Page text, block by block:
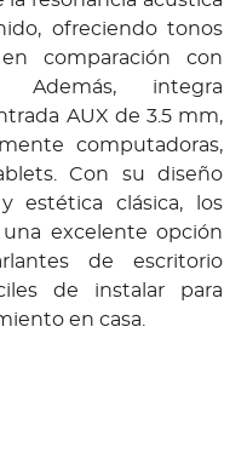
ofreciendo tonos
comparación con
Además, integra
AUX de 3.5 mm,
computadoras,
Con su diseño
estética clásica, los
una excelente opción
de escritorio
de instalar para
en casa.